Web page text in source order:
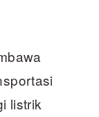
listrik